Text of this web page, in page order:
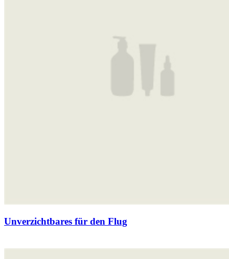
Unverzichtbares für den Flug